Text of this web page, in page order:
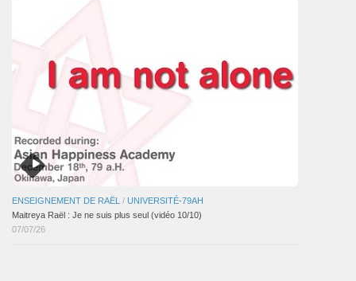
ENSEIGNEMENT DE RAËL / UNIVERSITÉ-79AH
Maitreya Raël : Je ne suis plus seul (vidéo 10/10)
07/07/26